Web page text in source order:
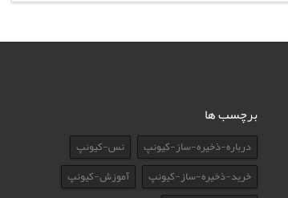
برچسب ها
درباره-ذخیره-ساز-کیونپ
نس-کیونپ
خرید-ذخیره-ساز-کیونپ
آموزش-کیونپ